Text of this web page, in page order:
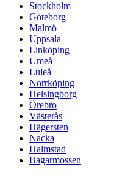
Stockholm
Göteborg
Malmö
Uppsala
Linköping
Umeå
Luleå
Norrköping
Helsingborg
Örebro
Västerås
Hägersten
Nacka
Halmstad
Bagarmossen